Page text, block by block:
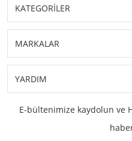
KATEGORİLER
MARKALAR
YARDIM
E-bültenimize kaydolun ve